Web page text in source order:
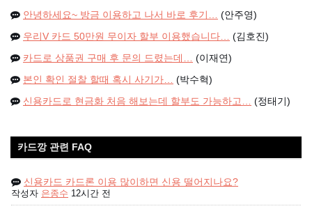
안녕하세요~ 방금 이용하고 나서 바로 후기… (안주영)
우리V 카드 50만원 무이자 할부 이용했습니다… (김호진)
카드로 상품권 구매 후 문의 드렸는데… (이재연)
본인 확인 절찰 할때 혹시 사기가… (박수혁)
신용카드로 현금화 처음 해보는데 할부도 가능하고… (정태기)
카드깡 관련 FAQ
신용카드 카드론 이용 많이하면 신용 떨어지나요?
작성자 은종수 12시간 전